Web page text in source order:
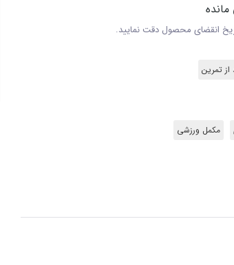
انقضای محصول دقت نمایید.
تمرین
مکمل ورزشی